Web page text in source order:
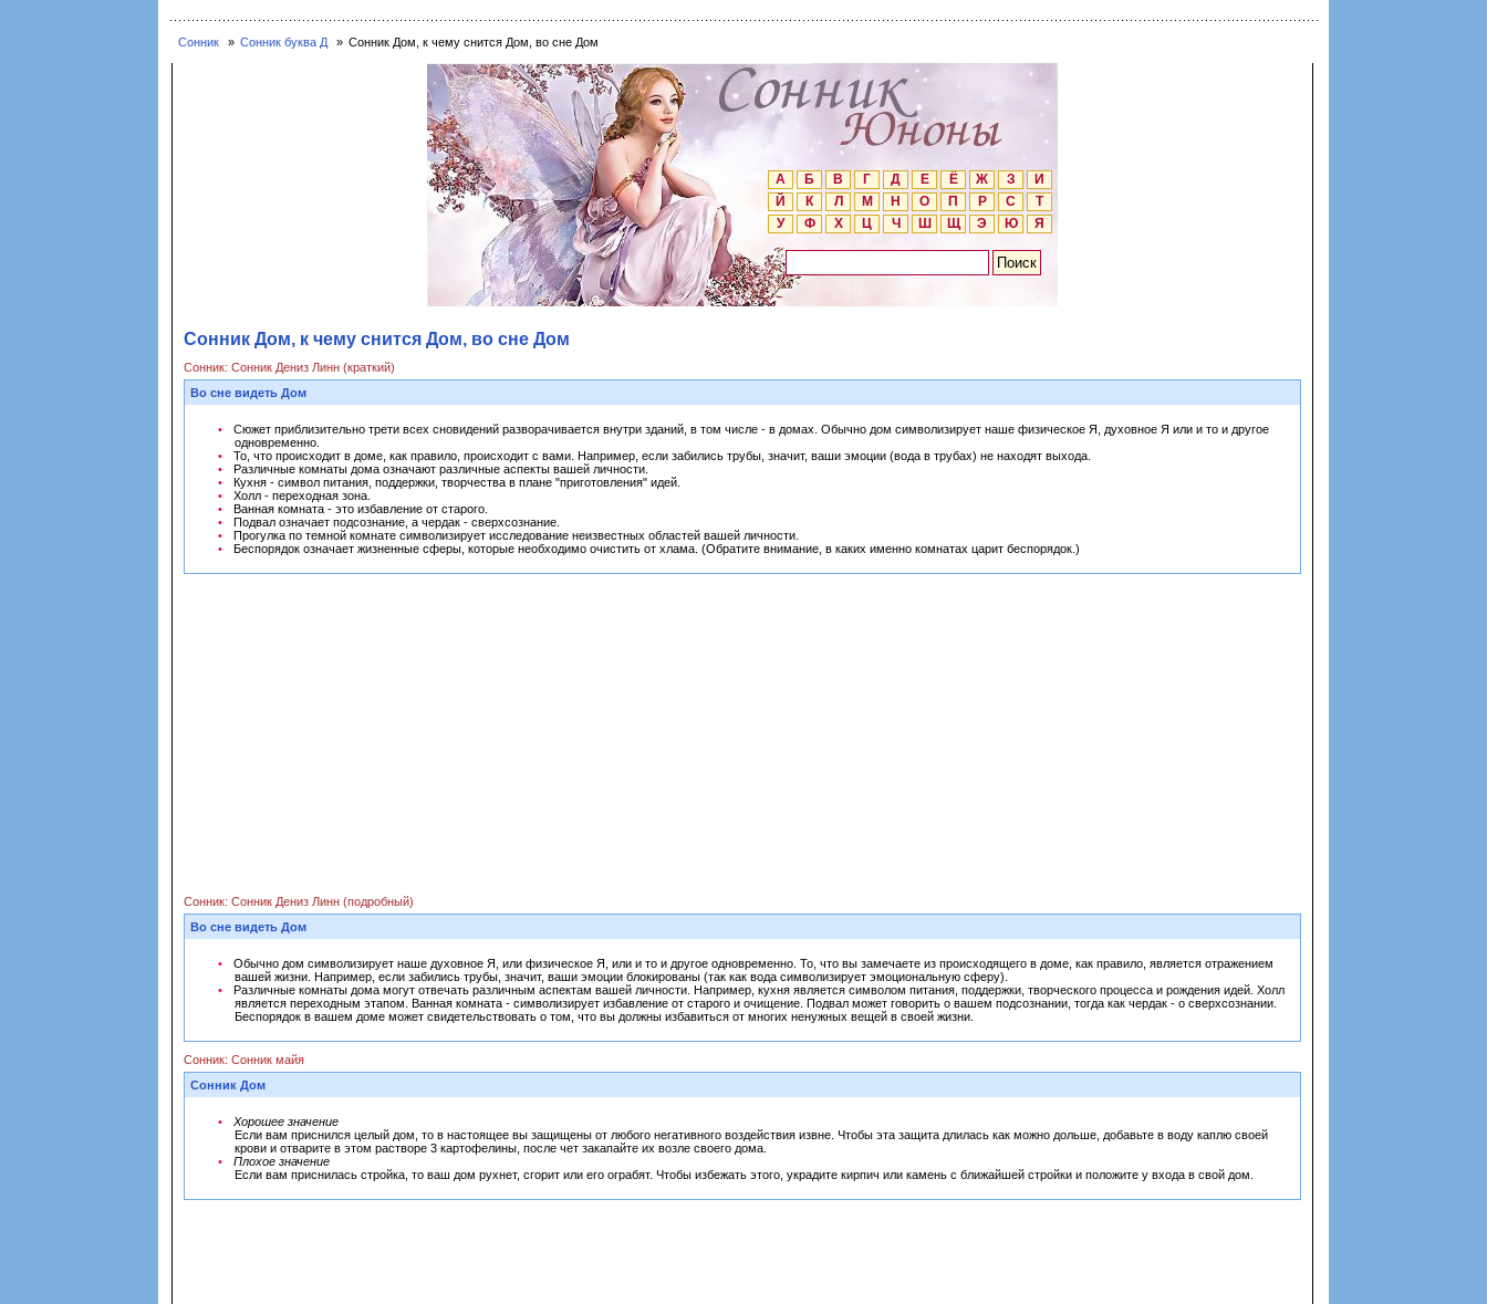
Сонник Сонник буква Д Сонник Дом, к чему снится Дом, во сне Дом
А Б В Г Д Е Ё Ж З
И
Й
К Л М Н О П Р С
Т
У
Ф Х Ц Ч Ш Щ Э Ю Я
Сонник Дом, к чему снится Дом, во сне Дом
Сонник: Сонник Дениз Линн (краткий)
Во сне видеть Дом
Сюжет приблизительно трети всех сновидений разворачивается внутри зданий, в том числе - в домах. Обычно дом символизирует наше физическое Я, духовное Я или и то и другое
одновременно.
То, что происходит в доме, как правило, происходит с вами. Например, если забились трубы, значит, ваши эмоции (вода в трубах) не находят выхода.
Различные комнаты дома означают различные аспекты вашей личности.
Кухня - символ питания, поддержки, творчества в плане "приготовления" идей.
Холл - переходная зона.
Ванная комната - это избавление от старого.
Подвал означает подсознание, а чердак - сверхсознание.
Прогулка по темной комнате символизирует исследование неизвестных областей вашей личности.
Беспорядок означает жизненные сферы, которые необходимо очистить от хлама. (Обратите внимание, в каких именно комнатах царит беспорядок.)
Сонник: Сонник Дениз Линн (подробный)
Во сне видеть Дом
Обычно дом символизирует наше духовное Я, или физическое Я, или и то и другое одновременно. То, что вы замечаете из происходящего в доме, как правило, является отражением
вашей жизни. Например, если забились трубы, значит, ваши эмоции блокированы (так как вода символизирует эмоциональную сферу).
Различные комнаты дома могут отвечать различным аспектам вашей личности. Например, кухня является символом питания, поддержки, творческого процесса и рождения идей. Холл
является переходным этапом. Ванная комната - символизирует избавление от старого и очищение. Подвал может говорить о вашем подсознании, тогда как чердак - о сверхсознании.
Беспорядок в вашем доме может свидетельствовать о том, что вы должны избавиться от многих ненужных вещей в своей жизни.
Сонник: Сонник майя
Сонник Дом
Хорошее значение
Если вам приснился целый дом, то в настоящее вы защищены от любого негативного воздействия извне. Чтобы эта защита длилась как можно дольше, добавьте в воду каплю своей
крови и отварите в этом растворе 3 картофелины, после чет закапайте их возле своего дома.
Плохое значение
Если вам приснилась стройка, то ваш дом рухнет, сгорит или его ограбят. Чтобы избежать этого, украдите кирпич или камень с ближайшей стройки и положите у входа в свой дом.